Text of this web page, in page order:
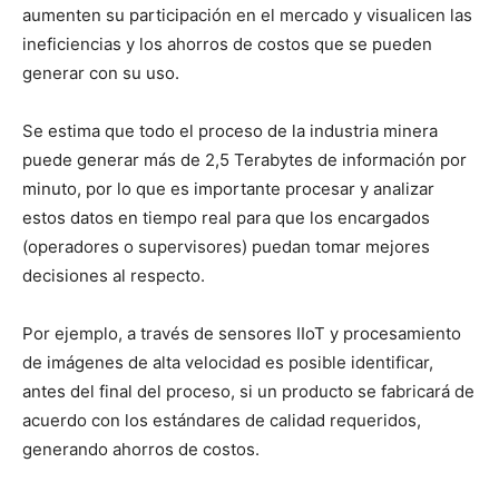
aumenten su participación en el mercado y visualicen las
ineficiencias y los ahorros de costos que se pueden
generar con su uso.
Se estima que todo el proceso de la industria minera
puede generar más de 2,5 Terabytes de información por
minuto, por lo que es importante procesar y analizar
estos datos en tiempo real para que los encargados
(operadores o supervisores) puedan tomar mejores
decisiones al respecto.
Por ejemplo, a través de sensores IIoT y procesamiento
de imágenes de alta velocidad es posible identificar,
antes del final del proceso, si un producto se fabricará de
acuerdo con los estándares de calidad requeridos,
generando ahorros de costos.